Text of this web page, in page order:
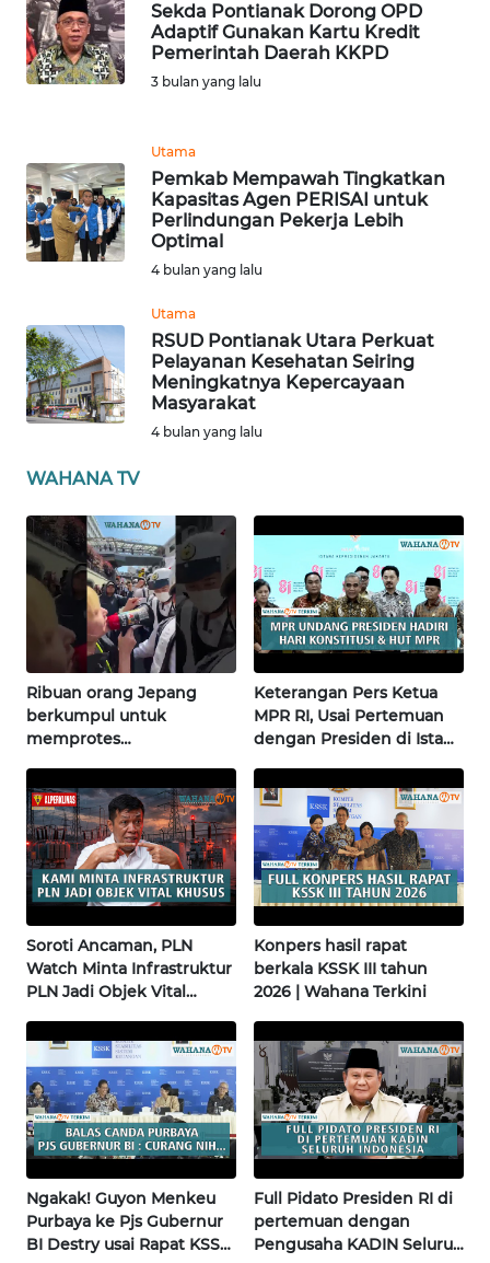
Sekda Pontianak Dorong OPD
Adaptif Gunakan Kartu Kredit
Pemerintah Daerah KKPD
3 bulan yang lalu
Utama
Pemkab Mempawah Tingkatkan
Kapasitas Agen PERISAI untuk
Perlindungan Pekerja Lebih
Optimal
4 bulan yang lalu
Utama
RSUD Pontianak Utara Perkuat
Pelayanan Kesehatan Seiring
Meningkatnya Kepercayaan
Masyarakat
4 bulan yang lalu
WAHANA TV
Ribuan orang Jepang
berkumpul untuk
memprotes
pertama di Fujisawa
Keterangan Pers Ketua
MPR RI, Usai Pertemuan
dengan Presiden di Istana
Soroti Ancaman, PLN
Watch Minta Infrastruktur
PLN Jadi Objek Vital
Research
Konpers hasil rapat
berkala KSSK III tahun
2026 | Wahana Terkini
Ngakak! Guyon Menkeu
Purbaya ke Pjs Gubernur
BI Destry usai Rapat KSSK
Full Pidato Presiden RI di
pertemuan dengan
Pengusaha KADIN Seluruh
WN
SULTRA
WN
SULTENG
WN
WN
BABEL
WN
SUMSEL
WN
BENGKULU
WN
LAMPUNG
WN
WN
NUSANTARA
WN
JOGJA
WN
WN
BALI
WN
WN
KALTENG